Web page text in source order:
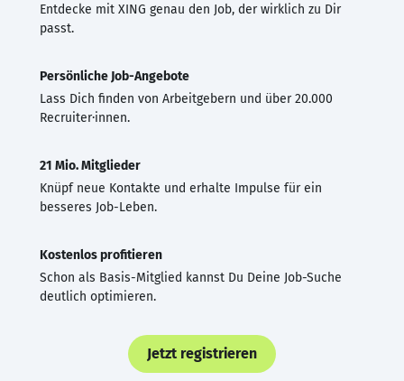
Entdecke mit XING genau den Job, der wirklich zu Dir
passt.
Persönliche Job-Angebote
Lass Dich finden von Arbeitgebern und über 20.000
Recruiter·innen.
21 Mio. Mitglieder
Knüpf neue Kontakte und erhalte Impulse für ein
besseres Job-Leben.
Kostenlos profitieren
Schon als Basis-Mitglied kannst Du Deine Job-Suche
deutlich optimieren.
Jetzt registrieren